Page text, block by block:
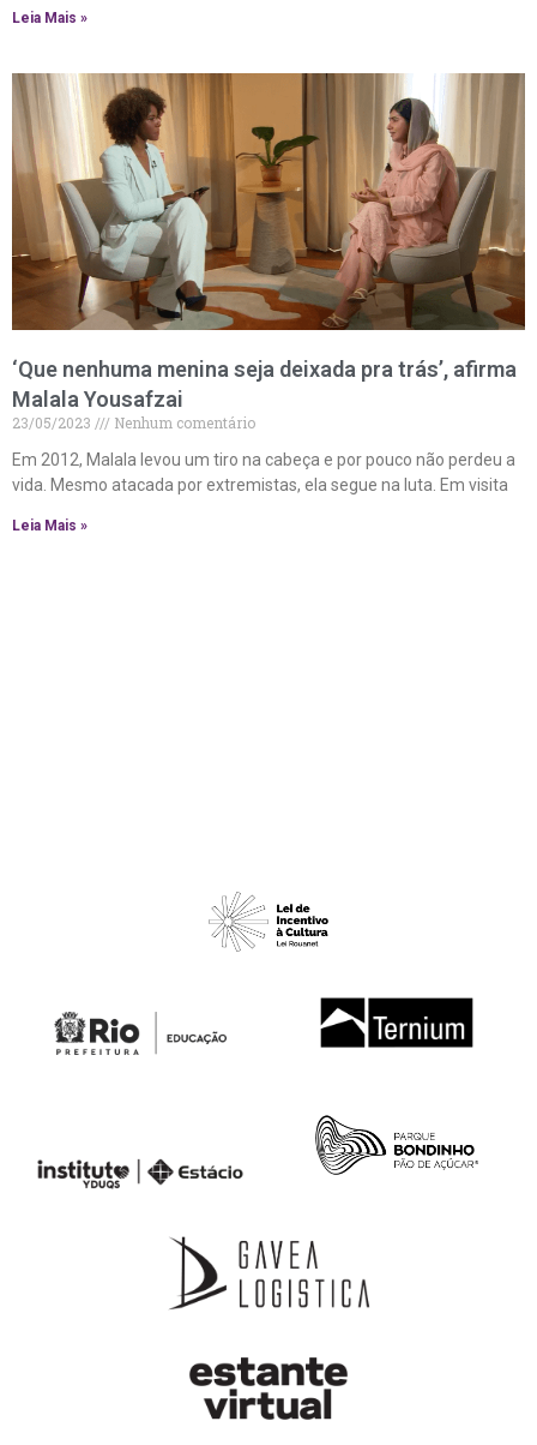
Leia Mais »
‘Que nenhuma menina seja deixada pra trás’, afirma
Malala Yousafzai
23/05/2023
Nenhum comentário
Em 2012, Malala levou um tiro na cabeça e por pouco não perdeu a
vida. Mesmo atacada por extremistas, ela segue na luta. Em visita
Leia Mais »